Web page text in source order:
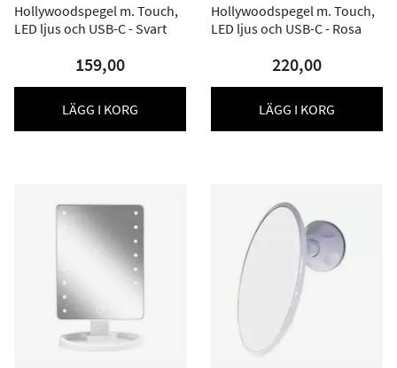
Hollywoodspegel m. Touch,
LED ljus och USB-C - Svart
159,00
LÄGG I KORG
Hollywoodspegel m. Touch,
LED ljus och USB-C - Rosa
220,00
LÄGG I KORG